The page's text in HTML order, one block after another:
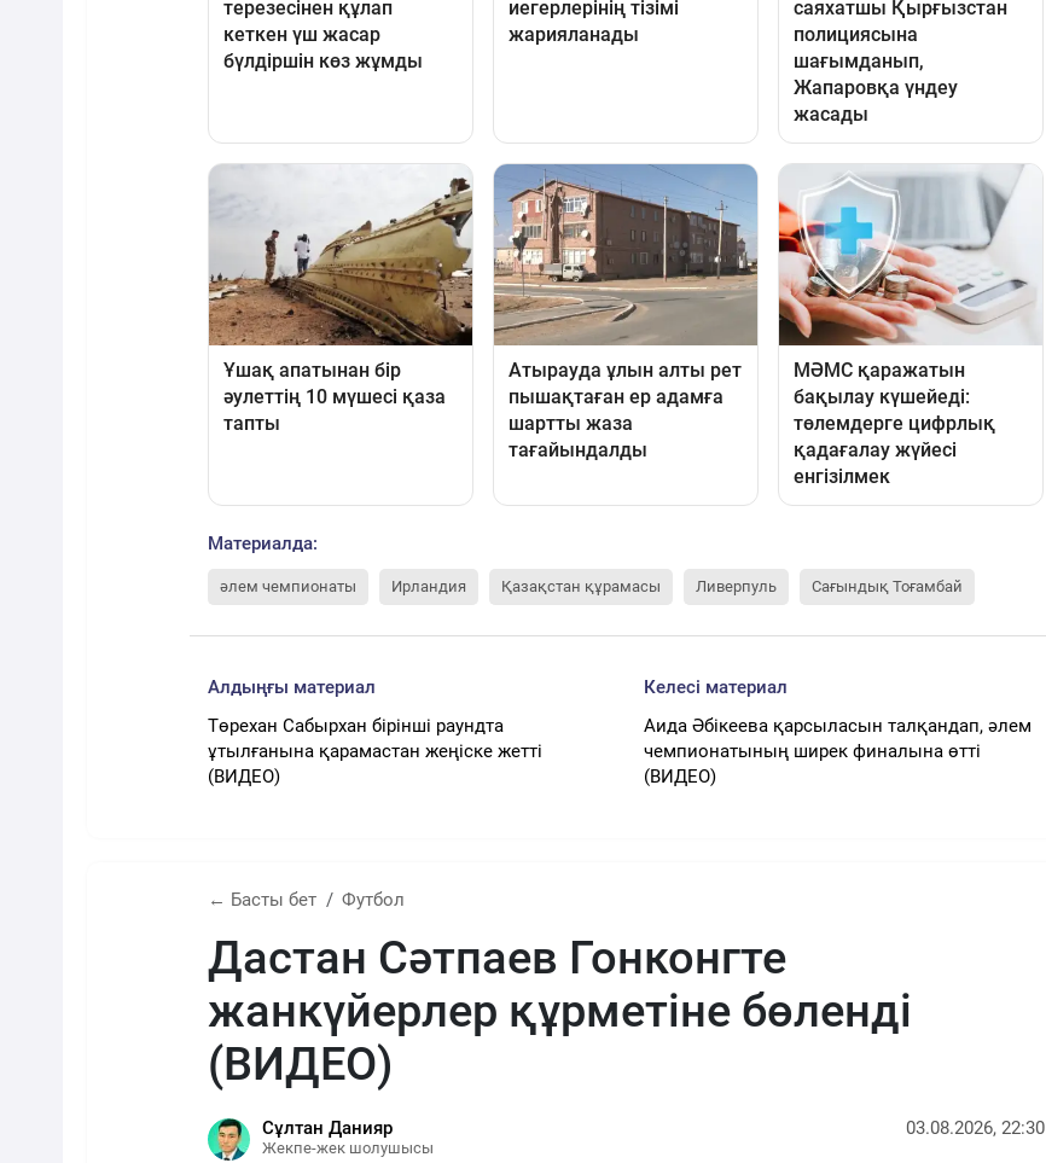
Материалда:
әлем чемпионаты Ирландия Қазақстан құрамасы Ливерпуль Сағындық Тоғамбай
Алдыңғы материал
Төрехан Сабырхан бірінші раундта
ұтылғанына қарамастан жеңіске жетті
(ВИДЕО)
Келесі материал
Аида Әбікеева қарсыласын талқандап, әлем
чемпионатының ширек финалына өтті
(ВИДЕО)
← Басты бет Футбол
Дастан Сәтпаев Гонконгте
жанкүйерлер құрметіне бөленді
(ВИДЕО)
Сұлтан Данияр
Жекпе-жек шолушысы
03.08.2026, 22:30